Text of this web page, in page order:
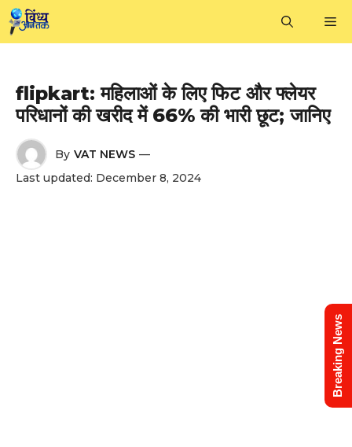
Skip
to
flipkart: महिलाओं के लिए फिट और फ्लेयर
परिधानों की खरीद में 66% की भारी छूट; जानिए
By VAT NEWS —
Last updated: December 8, 2024
Breaking News